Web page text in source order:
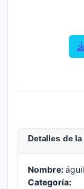
Detalles de la
Nombre:
Categoría: